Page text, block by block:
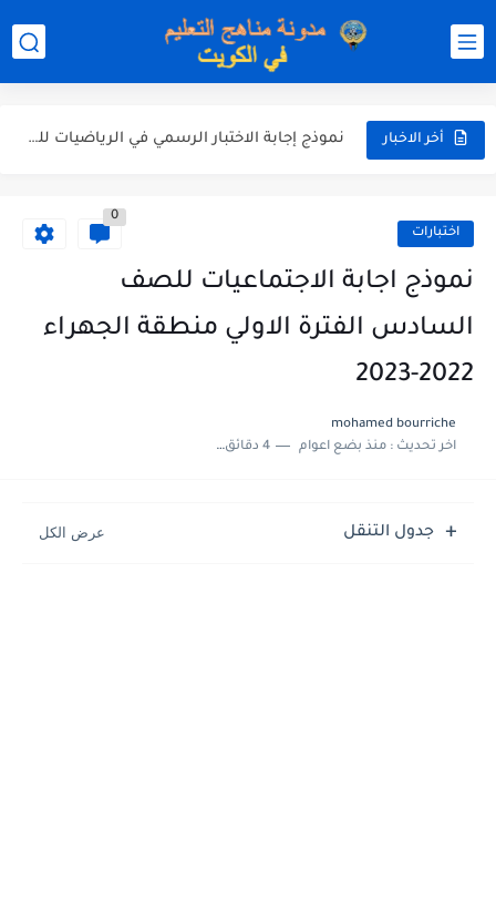
أخر الاخبار
نموذج إجابة الاختبار الرسمي في التربية الاسلامية للصف العاشر الفترة...
نموذج إجابة الاختبار الرسمي في الرياضيات للصف العاشر الفترة الثانية...
مذكرة شاملة في القران الكريم للصف الثاني عشر الفصل الثاني... اختبارات
0
نموذج اجابة الاجتماعيات للصف
السادس الفترة الاولي منطقة الجهراء
2022-2023
mohamed bourriche
اخر تحديث :منذ بضع اعوام 4 دقائق للقراءة
جدول التنقل